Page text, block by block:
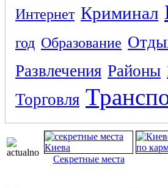
Интернет Криминал
год Образование
Развлечения Районы
Торговля
Секретные места